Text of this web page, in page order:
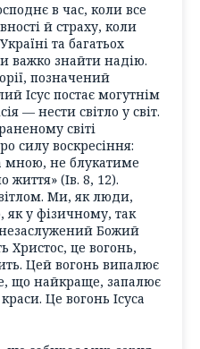
в час, коли все
й страху, коли
та багатьох
важко знайти надію.
позначений
Ісус постає могутнім
— нести світло у світ.
світі
силу воскресіння:
мною, не блукатиме
життя» (Ів. 8, 12).
Ми, як люди,
як у фізичному, так
Божий
Христос, це вогонь,
Цей вогонь випалює
що найкраще, запалює
Це вогонь Ісуса